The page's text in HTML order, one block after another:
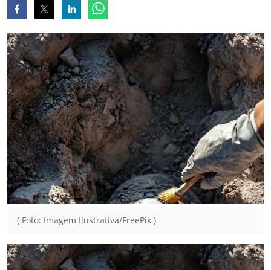
( Foto: Imagem Ilustrativa/FreePik )